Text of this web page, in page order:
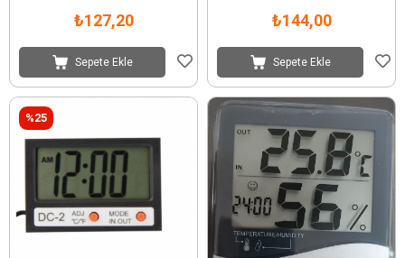
₺127,20
Sepete Ekle
₺144,00
Sepete Ekle
%25